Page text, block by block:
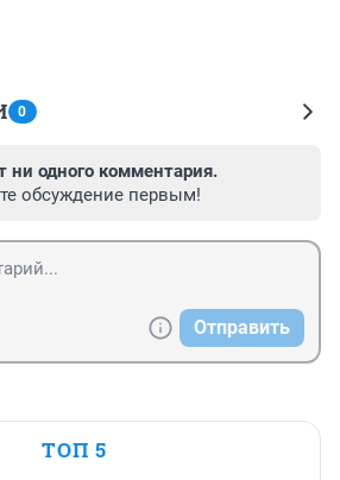
0
ни одного комментария.
обсуждение первым!
Отправить
ТОП 5